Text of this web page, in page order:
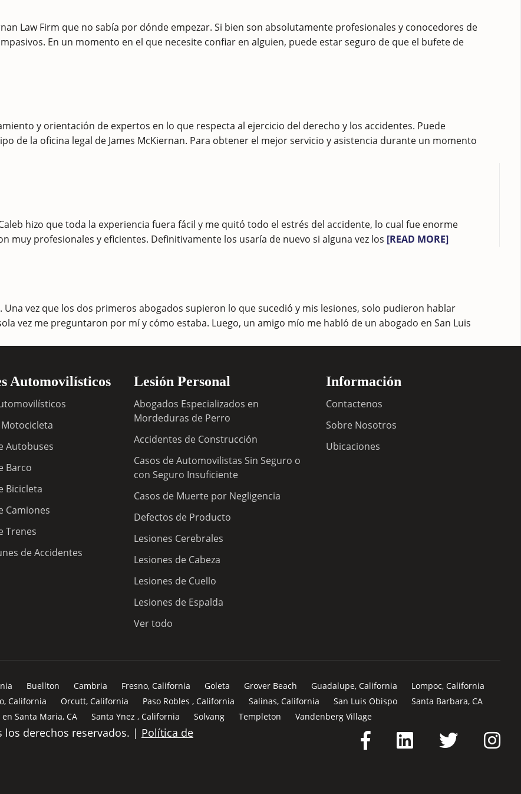
Law Firm que no sabía por dónde empezar. Si bien son absolutamente profesionales y conocedores de
En un momento en el que necesite confiar en alguien, puede estar seguro de que el bufete de
y orientación de expertos en lo que respecta al ejercicio del derecho y los accidentes. Puede
de la oficina legal de James McKiernan. Para obtener el mejor servicio y asistencia durante un momento
hizo que toda la experiencia fuera fácil y me quitó todo el estrés del accidente, lo cual fue enorme
muy profesionales y eficientes. Definitivamente los usaría de nuevo si alguna vez los [READ MORE]
vez que los dos primeros abogados supieron lo que sucedió y mis lesiones, solo pudieron hablar
vez me preguntaron por mí y cómo estaba. Luego, un amigo mío me habló de un abogado en San Luis
Automovilísticos
Autobuses
Barco
Bicicleta
Camiones
Trenes
de Accidentes
Lesión Personal
Abogados Especializados en
Mordeduras de Perro
Accidentes de Construcción
Casos de Automovilistas Sin Seguro o
con Seguro Insuficiente
Casos de Muerte por Negligencia
Defectos de Producto
Lesiones Cerebrales
Lesiones de Cabeza
Lesiones de Cuello
Lesiones de Espalda
Ver todo
Información
Contactenos
Sobre Nosotros
Ubicaciones
Buellton Cambria Fresno, California Goleta Grover Beach Guadalupe, California
Lompoc, California
California Orcutt, California Paso Robles , California Salinas, California San Luis Obispo
Santa Barbara, CA
Santa Maria, CA
Santa Ynez , California Solvang Templeton Vandenberg Village
los derechos reservados. | Política de